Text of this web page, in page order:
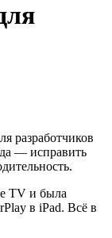
разработчиков
— исправить
TV и была
в iPad. Всё в